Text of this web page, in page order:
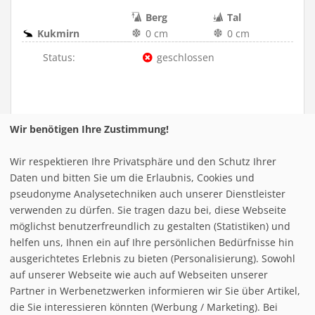
Berg
Tal
Kukmirn
0 cm
0 cm
Status:
geschlossen
Rettenbach- Wien / Burgenland
Berg
Tal
Rettenbach
0 cm
0 cm
Status:
geschlossen
Wir benötigen Ihre Zustimmung!
Wir respektieren Ihre Privatsphäre und den Schutz Ihrer
Daten und bitten Sie um die Erlaubnis, Cookies und
pseudonyme Analysetechniken auch unserer Dienstleister
verwenden zu dürfen. Sie tragen dazu bei, diese Webseite
möglichst benutzerfreundlich zu gestalten (Statistiken) und
helfen uns, Ihnen ein auf Ihre persönlichen Bedürfnisse hin
ausgerichtetes Erlebnis zu bieten (Personalisierung). Sowohl
auf unserer Webseite wie auch auf Webseiten unserer
Partner in Werbenetzwerken informieren wir Sie über Artikel,
die Sie interessieren könnten (Werbung / Marketing). Bei